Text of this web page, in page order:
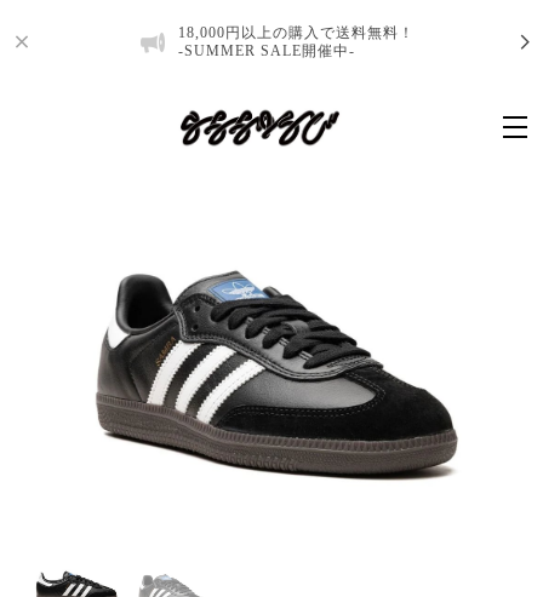
18,000円以上の購入で送料無料！
-SUMMER SALE開催中-